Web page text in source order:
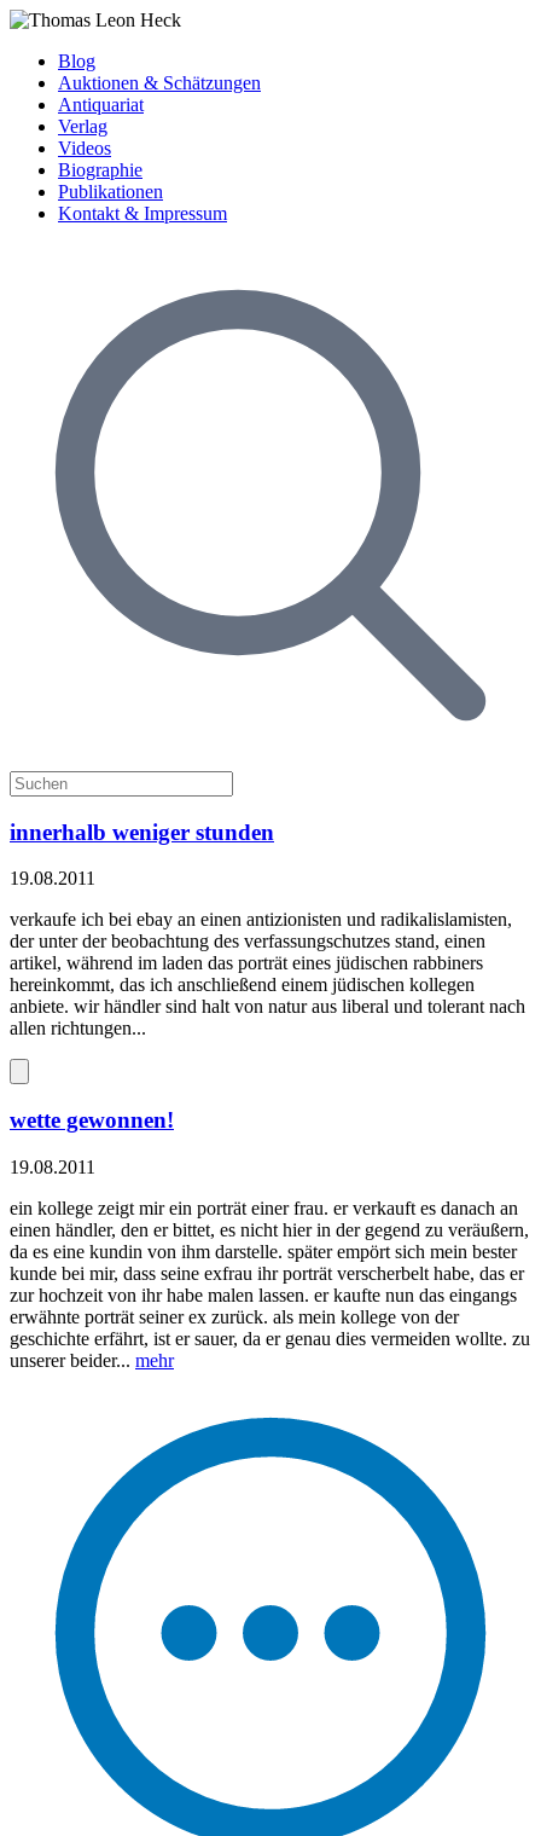
Blog
Auktionen & Schätzungen
Antiquariat
Verlag
Videos
Biographie
Publikationen
Kontakt & Impressum
innerhalb weniger stunden
19.08.2011
verkaufe ich bei ebay an einen antizionisten und radikalislamisten,
der unter der beobachtung des verfassungschutzes stand, einen
artikel, während im laden das porträt eines jüdischen rabbiners
hereinkommt, das ich anschließend einem jüdischen kollegen
anbiete. wir händler sind halt von natur aus liberal und tolerant nach
allen richtungen...
wette gewonnen!
19.08.2011
ein kollege zeigt mir ein porträt einer frau. er verkauft es danach an
einen händler, den er bittet, es nicht hier in der gegend zu veräußern,
da es eine kundin von ihm darstelle. später empört sich mein bester
kunde bei mir, dass seine exfrau ihr porträt verscherbelt habe, das er
zur hochzeit von ihr habe malen lassen. er kaufte nun das eingangs
erwähnte porträt seiner ex zurück. als mein kollege von der
geschichte erfährt, ist er sauer, da er genau dies vermeiden wollte. zu
unserer beider... mehr